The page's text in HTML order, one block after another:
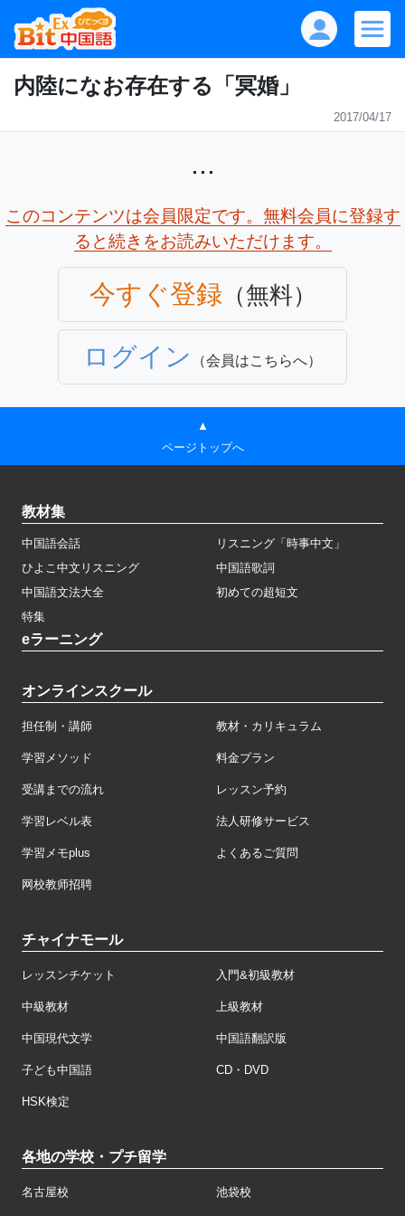
内陸になお存在する「冥婚」
2017/04/17
...
このコンテンツは会員限定です。無料会員に登録す
ると続きをお読みいただけます。
今すぐ登録 （無料）
ログイン （会員はこちらへ）
▲
ページトップへ
教材集
中国語会話
リスニング「時事中文」
ひよこ中文リスニング
中国語歌詞
中国語文法大全
初めての超短文
特集
eラーニング
オンラインスクール
担任制・講師 教材・カリキュラム
学習メソッド 料金プラン
受講までの流れ レッスン予約
学習レベル表 法人研修サービス
学習メモplus よくあるご質問
网校教师招聘
チャイナモール
レッスンチケット 入門&初級教材
中級教材 上級教材
中国現代文学 中国語翻訳版
子ども中国語 CD・DVD
HSK検定
各地の学校・プチ留学
名古屋校 池袋校